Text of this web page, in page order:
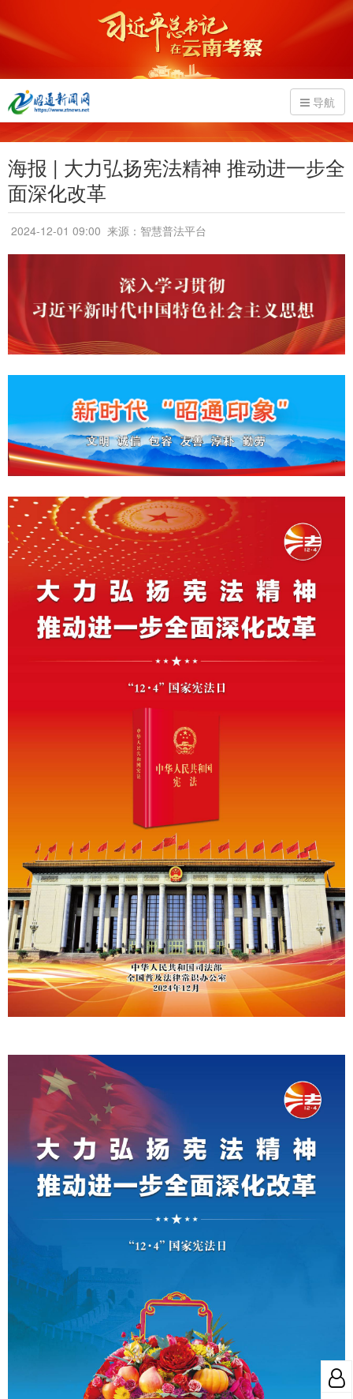
导航
海报 | 大力弘扬宪法精神 推动进一步全
面深化改革
2024-12-01 09:00 来源：智慧普法平台